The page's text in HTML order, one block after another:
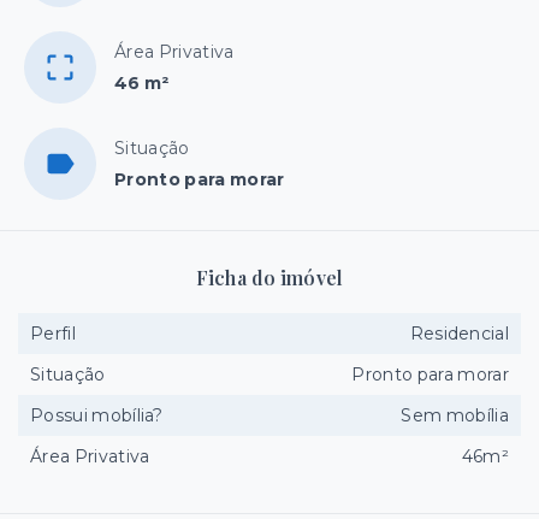
Área Privativa
46 m²
Situação
Pronto para morar
Ficha do imóvel
Perfil
Residencial
Situação
Pronto para morar
Possui mobília?
Sem mobília
Área Privativa
46m²